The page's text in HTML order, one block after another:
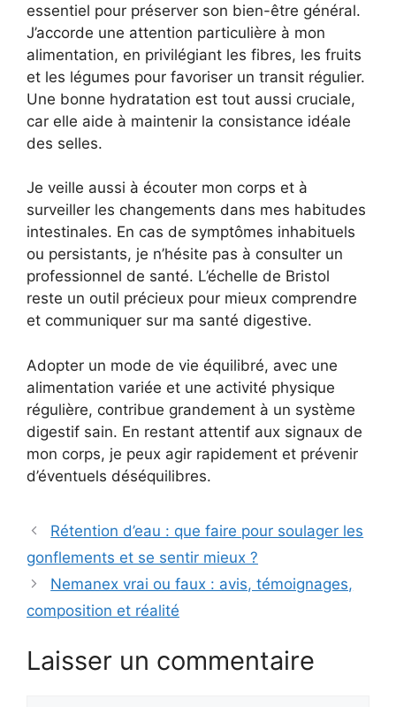
essentiel pour préserver son bien-être général.
J’accorde une attention particulière à mon
alimentation, en privilégiant les fibres, les fruits
et les légumes pour favoriser un transit régulier.
Une bonne hydratation est tout aussi cruciale,
car elle aide à maintenir la consistance idéale
des selles.
Je veille aussi à écouter mon corps et à
surveiller les changements dans mes habitudes
intestinales. En cas de symptômes inhabituels
ou persistants, je n’hésite pas à consulter un
professionnel de santé. L’échelle de Bristol
reste un outil précieux pour mieux comprendre
et communiquer sur ma santé digestive.
Adopter un mode de vie équilibré, avec une
alimentation variée et une activité physique
régulière, contribue grandement à un système
digestif sain. En restant attentif aux signaux de
mon corps, je peux agir rapidement et prévenir
d’éventuels déséquilibres.
Rétention d’eau : que faire pour soulager les
gonflements et se sentir mieux ?
Nemanex vrai ou faux : avis, témoignages,
composition et réalité
Laisser un commentaire